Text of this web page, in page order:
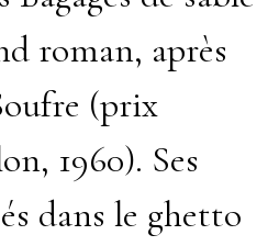
roman, après
(prix
1960). Ses
dans le ghetto